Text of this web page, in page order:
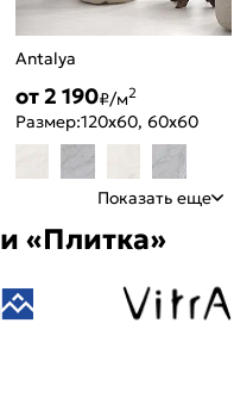
Antalya
от 2 190₽/м2
Размер:120x60, 60x60
Показать еще
«Плитка»